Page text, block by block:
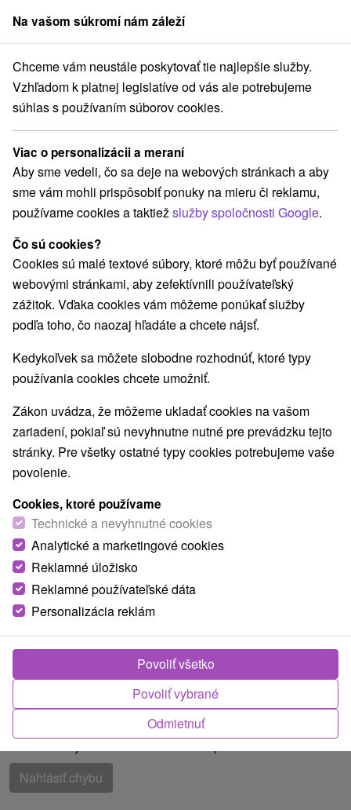
člen skupinySorger
- Staré Mesto Dóm sv. Martina, Katedrála sv. Martina Bratislava
Dóm sv. Martina, Katedrála sv.
Martina Bratislava
Domovská stránka Navigovať do miesta
ba-sv-martina@ba.ecclesia.sk
Facebook
Google recenzie
Rudnayovo nám. 1
811 01 Bratislava
GPS:
N +48° 9' 54.23''
E +17° 8' 44.42''
© OpenStreetMap
Západné Slovensko, Bratislava a okolie, Južné Slovensko,
Malé Karpaty, Bratislavský kraj
Nahlásiť chybu
Na vašom súkromí nám záleží
Chceme vám neustále poskytovať tie najlepšie služby.
Vzhľadom k platnej legislatíve od vás ale potrebujeme
súhlas s používaním súborov cookies.
Viac o personalizácii a meraní
Aby sme vedeli, čo sa deje na webových stránkach a aby
sme vám mohli prispôsobiť ponuky na mieru či reklamu,
používame cookies a taktiežslužby spoločnosti Google.
Čo sú cookies?
Cookies sú malé textové súbory, ktoré môžu byť používané
webovými stránkami, aby zefektívnili používateľský
zážitok. Vďaka cookies vám môžeme ponúkať služby
podľa toho, čo naozaj hľadáte a chcete nájsť.
Kedykoľvek sa môžete slobodne rozhodnúť, ktoré typy
používania cookies chcete umožniť.
Zákon uvádza, že môžeme ukladať cookies na vašom
zariadení, pokiaľ sú nevyhnutne nutné pre prevádzku tejto
stránky. Pre všetky ostatné typy cookies potrebujeme vaše
povolenie.
Cookies, ktoré používame
Technické a nevyhnutné cookies
Analytické a marketingové cookies
Reklamné úložisko
Reklamné používateľské dáta
Personalizácia reklám
Odmietnuť
Povoliť vybrané
Povoliť všetko